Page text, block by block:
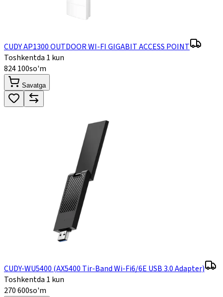
CUDY AP1300 OUTDOOR WI-FI GIGABIT ACCESS POINT
Toshkentda 1 kun
824 100so'm
Savatga
CUDY-WU5400 (AX5400 Tir-Band Wi-Fi6/6E USB 3.0 Adapter)
Toshkentda 1 kun
270 600so'm